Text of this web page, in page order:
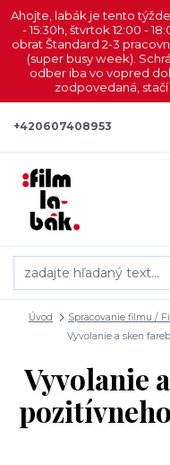
Ahojte, labák je tento
- 15:30h, štvrtok 12:00 -
obrat Štandard 2-3
(super busy week).
odber iba vo vopred
zodpovedaná, stačí
+420607408953
Úvod Spracovanie filmu /
Vyvolanie a sken
Vyvolanie